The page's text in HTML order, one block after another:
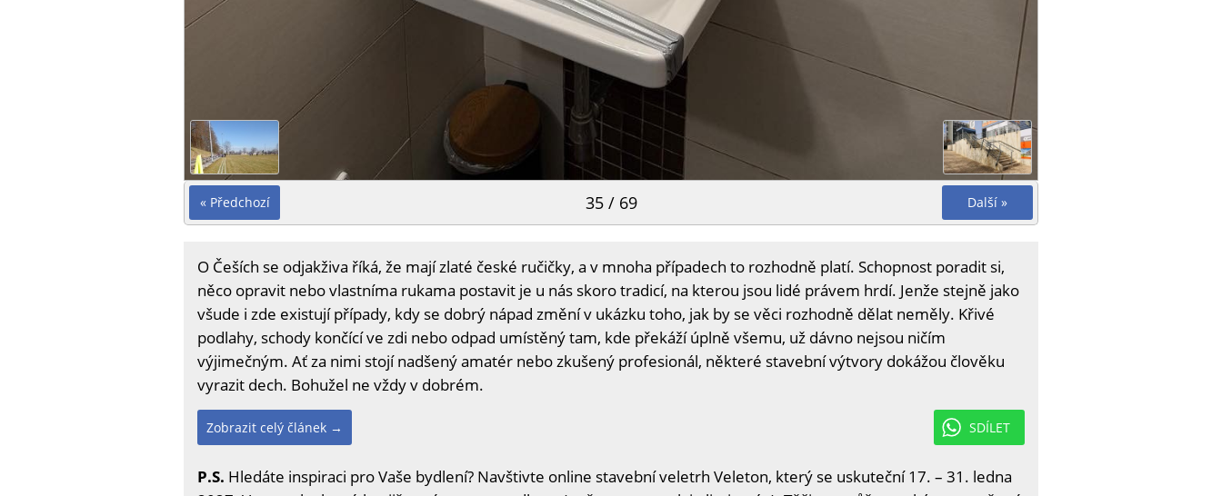
« Předchozí Další »
35 / 69
O Češích se odjakživa říká, že mají zlaté české ručičky, a v mnoha případech to rozhodně platí. Schopnost poradit si,
něco opravit nebo vlastníma rukama postavit je u nás skoro tradicí, na kterou jsou lidé právem hrdí. Jenže stejně jako
všude i zde existují případy, kdy se dobrý nápad změní v ukázku toho, jak by se věci rozhodně dělat neměly. Křivé
podlahy, schody končící ve zdi nebo odpad umístěný tam, kde překáží úplně všemu, už dávno nejsou ničím
výjimečným. Ať za nimi stojí nadšený amatér nebo zkušený profesionál, některé stavební výtvory dokážou člověku
vyrazit dech. Bohužel ne vždy v dobrém.
SDÍLET
Zobrazit celý článek →
P.S. Hledáte inspiraci pro Vaše bydlení? Navštivte online stavební veletrh Veleton, který se uskuteční 17. – 31. ledna